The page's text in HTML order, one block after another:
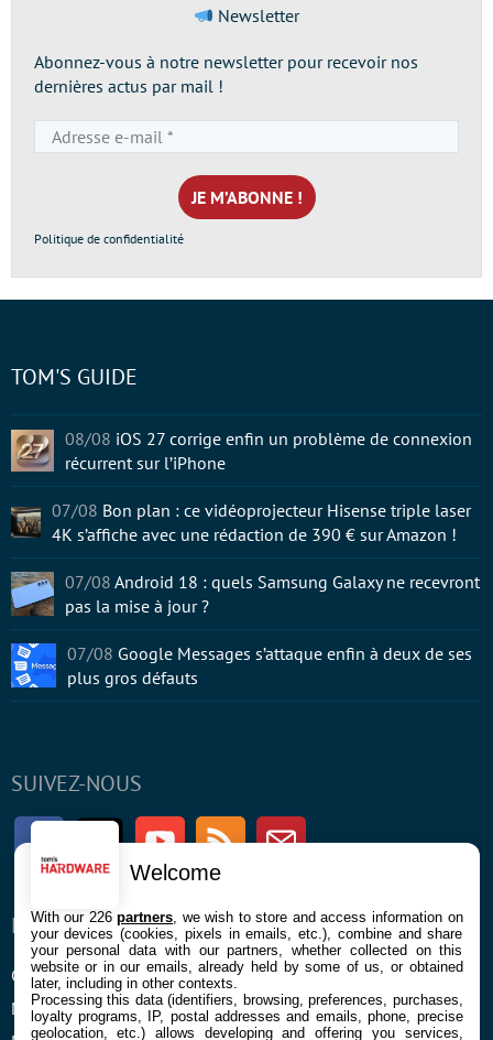
Newsletter
Abonnez-vous à notre newsletter pour recevoir nos
dernières actus par mail !
e-
mail
*
Politique de confidentialité
SUIVEZ-NOUS
FacebookTwitter Youtube RSS Newsletter
ENTREPRISE
Confidentialité et Cookies
Mentions légales et CGU
À PROPOS
Contact
TOM'S GUIDE
08/08 iOS 27 corrige enfin un problème de connexion
récurrent sur l’iPhone
07/08 Bon plan : ce vidéoprojecteur Hisense triple laser
4K s’affiche avec une rédaction de 390 € sur Amazon !
07/08 Android 18 : quels Samsung Galaxy ne recevront
pas la mise à jour ?
07/08 Google Messages s’attaque enfin à deux de ses
plus gros défauts
Welcome
With our 226partners , we wish to store and access information on
your devices (cookies, pixels in emails, etc.), combine and share
your personal data with our partners, whether collected on this
website or in our emails, already held by some of us, or obtained
later, including in other contexts.
Processing this data (identifiers, browsing, preferences, purchases,
loyalty programs, IP, postal addresses and emails, phone, precise
geolocation, etc.) allows developing and offering you services,